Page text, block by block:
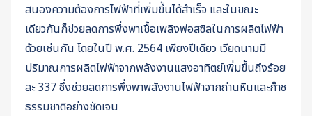
สนองความต้องการไฟฟ้าที่เพิ่มขึ้นได้สำเร็จ และในขณะ
เดียวกันก็ช่วยลดการพึ่งพาเชื้อเพลิงฟอสซิลในการผลิตไฟฟ้า
ด้วยเช่นกัน โดยในปี พ.ศ. 2564 เพียงปีเดียว เวียดนามมี
ปริมาณการผลิตไฟฟ้าจากพลังงานแสงอาทิตย์เพิ่มขึ้นถึงร้อย
ละ 337 ซึ่งช่วยลดการพึ่งพาพลังงานไฟฟ้าจากถ่านหินและก๊าซ
ธรรมชาติอย่างชัดเจน